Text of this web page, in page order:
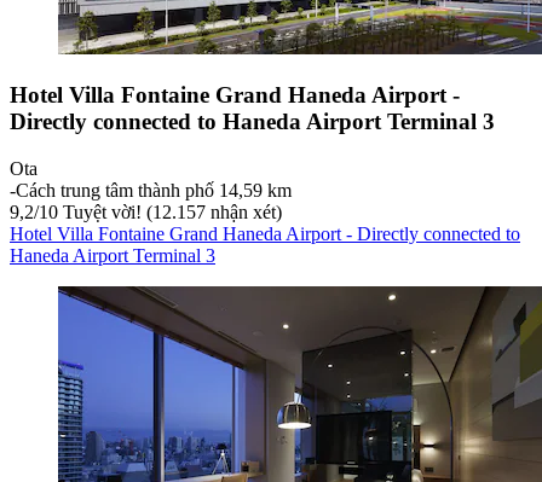
Hotel Villa Fontaine Grand Haneda Airport -
Directly connected to Haneda Airport Terminal 3
Ota
‐Cách trung tâm thành phố 14,59 km
9,2/10 Tuyệt vời! (12.157 nhận xét)
Hotel Villa Fontaine Grand Haneda Airport - Directly connected to
Haneda Airport Terminal 3